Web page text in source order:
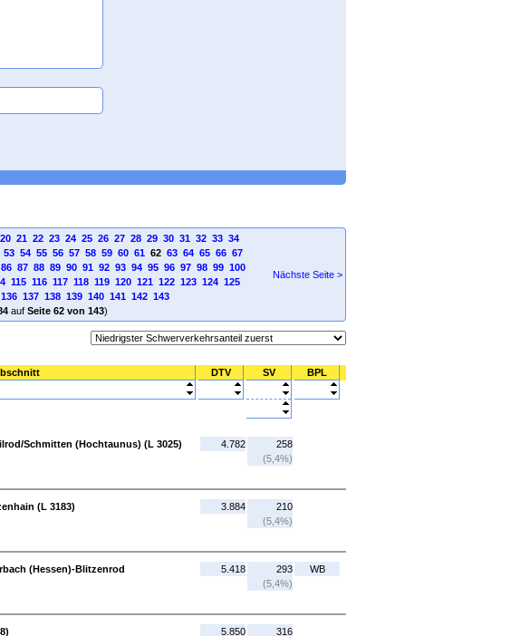
20 21 22 23 24 25 26 27 28 29 30 31 32 33 34
53 54 55 56 57 58 59 60 6162 63 64 65 66 67
86 87 88 89 90 91 92 93 94 95 96 97 98 99 100
115 116 117 118 119 120 121 122 123 124 125
136 137 138 139 140 141 142 143
auf Seite 62 von 143)
Nächste Seite >
DTV SV BPL
Schmitten (Hochtaunus) (L 3025)
4.782
258
(5,4%)
(L 3183)
3.884
210
(5,4%)
(Hessen)-Blitzenrod
5.418
293
(5,4%)
WB
5.850
316